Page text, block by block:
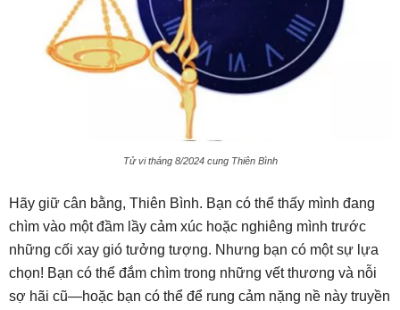
Tử vi tháng 8/2024 cung Thiên Bình
Hãy giữ cân bằng, Thiên Bình. Bạn có thể thấy mình đang
chìm vào một đầm lầy cảm xúc hoặc nghiêng mình trước
những cối xay gió tưởng tượng. Nhưng bạn có một sự lựa
chọn! Bạn có thể đắm chìm trong những vết thương và nỗi
sợ hãi cũ—hoặc bạn có thể để rung cảm nặng nề này truyền